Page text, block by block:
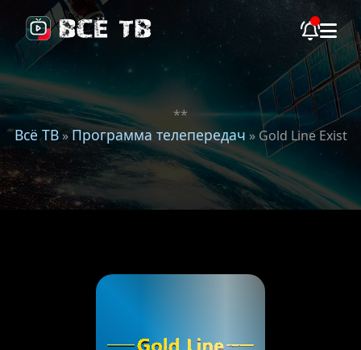
**
Всё ТВ»Программа телепередач » Gold Line Exist